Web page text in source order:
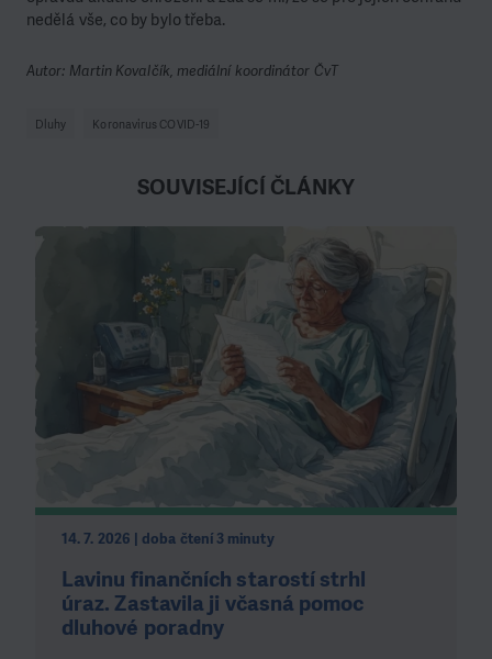
nedělá vše, co by bylo třeba.
Autor: Martin Kovalčík, mediální koordinátor ČvT
Dluhy Koronavirus COVID-19
SOUVISEJÍCÍ ČLÁNKY
14. 7. 2026 | doba čtení 3 minuty
Lavinu finančních starostí strhl
úraz. Zastavila ji včasná pomoc
dluhové poradny